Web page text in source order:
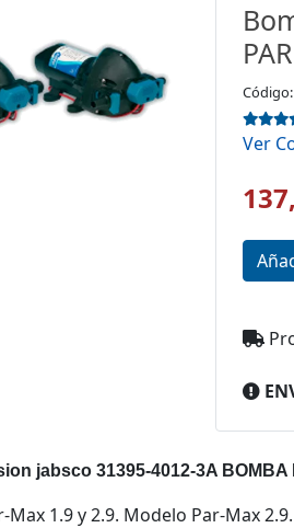
Ver
jabsco 31395-4012-3A BOMBA
Max 1.9 y 2.9. Modelo Par-Max